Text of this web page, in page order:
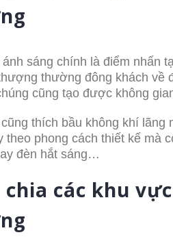
ánh sáng chính là điểm nhấn
thường đông khách về
cũng tạo được không
thích bầu không khí
theo phong cách thiết kế mà
đèn hắt sáng…
chia các khu